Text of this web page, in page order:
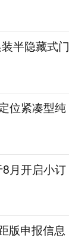
半隐藏式门
位紧凑型纯
月开启小订
版申报信息